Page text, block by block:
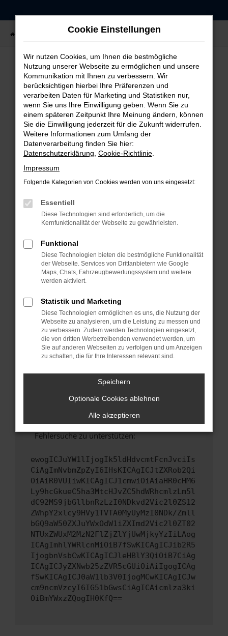
Zum
springen
Fahrzeugangebote Fahrzeug-Showroom
FEHLER: NETWORK ERROR
Beim Laden ist ein Fehler aufgetreten.
Hier sind ein paar Tipps, die dir helfen können:
Überprüfe deine Firewall und deine
Internetverbindung.
Suchmaschine?
Manche Erweiterungen, wie Werbeblocker,
können das Laden bestimmter Seiten
verhindern. Funktioniert die Seite in einem
Fenster?
Starte dein Gerät neu.
Das kann manchmal helfen, vorübergehende
Probleme zu beheben.
Stelle sicher, dass dein Browser und dein
Betriebssystem auf dem neuesten Stand
sind.
Veraltete Software birgt nicht nur ein
Sicherheitsrisiko, sondern kann auch dazu
führen, dass bestimmte Funktionen nicht mehr
Wende dich an den Webseitenbetreiber.
hast, kontaktiere uns bitte. Wir werden
versuchen, das Problem zu beheben. Du kannst
uns diesen Text schicken, um uns bei der
Fehlersuche zu unterstützen:
ewogICJuYW1lIjogIk5ldHdvcmtFcnJvciIs
CiAgImNvbmZpZyI6IHsKICAgICJtZXRob2Qi
OiAiR0VUIiwKICAgICJ1cmwiOiAiaHR0cHM6
Ly9hcGkueC5ha3MtcHJvZC5hdWRhcmlzLm5l
dC92MS9jbGllbnRzLzI0NDkvd2Vic2l0ZS12
ZWhpY2xlcy9HVy1TVTA0MyUyMzI0NDk/Zmll
bGQ9aW50ZXJuYWxOdW1iZXImd2Vic2l0ZT02
NTUxZWUxM2MzN2FlZjZlYjUwMjkyYzIiLAog
ICAgImhlYWRlcnMiOiB7fSwKICAgICJib2R5
IjogbnVsbCwKICAgICJleHBlY3QiOiB7CiAg
ICAgICJyZXNwb25zZVR5cGUiOiAiIgogICAg
fSwKICAgICJ0aW1lb3V0IjogMCwKICAgICJw
cm9ncmVzcyI6IG51bGwsCiAgICAicmlza3ki
OiBmYWxzZQogIH0KfQ==
Cookie Einstellungen
Wir nutzen Cookies, um Ihnen die bestmögliche
Nutzung unserer Webseite zu ermöglichen und unsere
Kommunikation mit Ihnen zu verbessern. Wir
berücksichtigen hierbei Ihre Präferenzen und
verarbeiten Daten für Marketing und Statistiken nur,
wenn Sie uns Ihre Einwilligung geben. Wenn Sie zu
einem späteren Zeitpunkt Ihre Meinung ändern, können
Sie die Einwilligung jederzeit für die Zukunft widerrufen.
Weitere Informationen zum Umfang der
Datenverarbeitung finden Sie hier:
Datenschutzerklärung Cookie-Richtlinie
Impressum
Folgende Kategorien von Cookies werden von uns eingesetzt:
Essentiell
Diese Technologien sind erforderlich, um die
Kernfunktionalität der Webseite zu gewährleisten.
Funktional
Diese Technologien bieten die bestmögliche Funktionalität
der Webseite. Services von Drittanbietern wie Google
Maps, Chats, Fahrzeugbewertungssystem und weitere
werden aktiviert.
Statistik und Marketing
Diese Technologien ermöglichen es uns, die Nutzung der
Webseite zu analysieren, um die Leistung zu messen und
zu verbessern. Zudem werden Technologien eingesetzt,
die von dritten Werbetreibenden verwendet werden, um
Sie auf anderen Webseiten zu verfolgen und um Anzeigen
zu schalten, die für Ihre Interessen relevant sind.
Speichern
Optionale Cookies ablehnen
Alle akzeptieren